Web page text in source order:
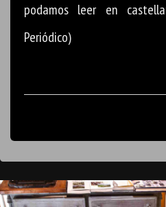
podamos leer en
Periódico)